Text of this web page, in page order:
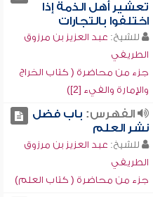
تعشير أهل الذمة إذا
اختلفوا بالتجارات
للشيخ: عبد العزيز بن مرزوق
الطريفي
جزء من محاضرة ( كتاب الخراج
والإمارة والفيء [2])
الفهرس: باب فضل
نشر العلم
للشيخ: عبد العزيز بن مرزوق
الطريفي
جزء من محاضرة ( كتاب العلم)